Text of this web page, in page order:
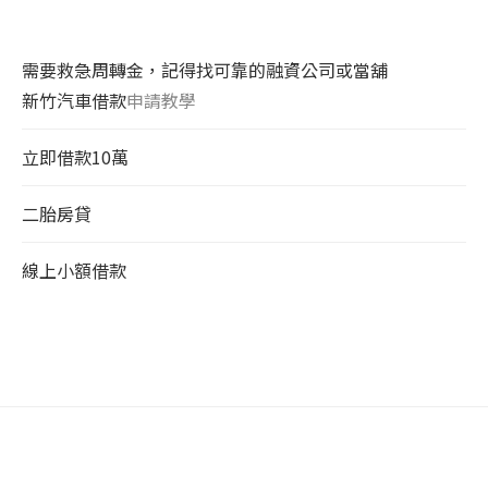
需要救急周轉金，記得找可靠的融資公司或當舖
新竹汽車借款申請教學
立即借款10萬
二胎房貸
線上小額借款